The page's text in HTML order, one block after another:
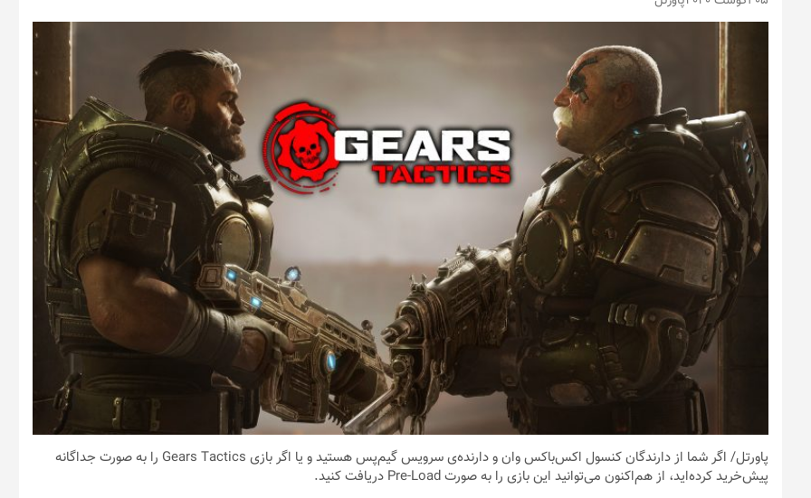
پاورتل
/ اگر شما از دارندگان کنسول اکس‌باکس وان و دارنده‌ی سرویس گیم‌پس هستید و یا اگر بازی Gears Tactics را به صورت جداگانه
پیش‌خرید کرده‌اید، از هم‌اکنون می‌توانید این بازی را به صورت Pre-Load دریافت کنید.